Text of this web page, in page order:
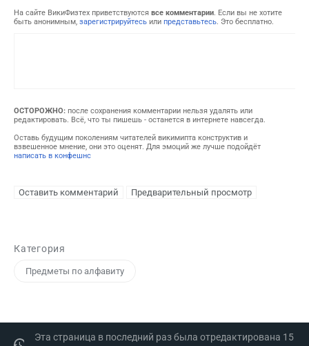
На сайте ВикиФизтех приветствуются все комментарии. Если вы не хотите
быть анонимным, зарегистрируйтесь или представьтесь. Это бесплатно.
ОСТОРОЖНО: после сохранения комментарии нельзя удалять или
редактировать. Всё, что ты пишешь - останется в интернете навсегда.
Оставь будущим поколениям читателей викимипта конструктив и
взвешенное мнение, они это оценят. Для эмоций же лучше подойдёт
написать в конфешнс
Категория
Предметы по алфавиту
Эта страница в последний раз была отредактирована 15